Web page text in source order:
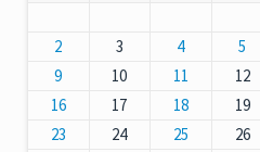
2
3 4 5
9
10 11 12
16
17 18 19
23
24 25 26